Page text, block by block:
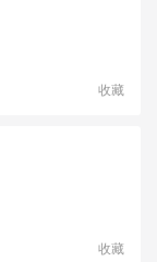
收藏
收藏